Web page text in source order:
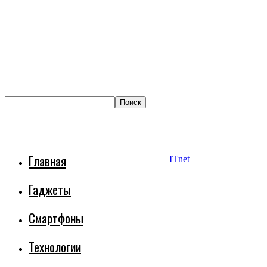
ITnet
Главная
Гаджеты
Смартфоны
Технологии